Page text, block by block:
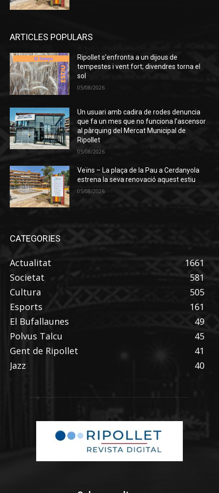
ARTICLES POPULARS
Ripollet s’enfronta a un dijous de
tempestes i vent fort; divendres torna el
sol
05/08/2026
Un usuari amb cadira de rodes denuncia
que fa un mes que no funciona l’ascensor
al pàrquing del Mercat Municipal de
Ripollet
05/08/2026
Veïns – La plaça de la Pau a Cerdanyola
estrena la seva renovació aquest estiu
05/08/2026
CATEGORIES
Actualitat
1661
Societat
581
Cultura
505
Esports
161
El Bufallaunes
49
Polvus Talcu
45
Gent de Ripollet
41
Jazz
40